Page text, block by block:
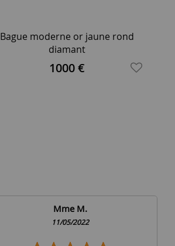
Bague moderne or jaune rond
diamant
1000 €
Mme M.
11/05/2022